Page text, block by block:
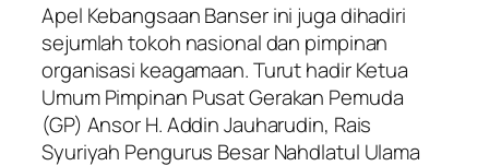
Apel Kebangsaan Banser ini juga dihadiri
sejumlah tokoh nasional dan pimpinan
organisasi keagamaan. Turut hadir Ketua
Umum Pimpinan Pusat Gerakan Pemuda
(GP) Ansor H. Addin Jauharudin, Rais
Syuriyah Pengurus Besar Nahdlatul Ulama